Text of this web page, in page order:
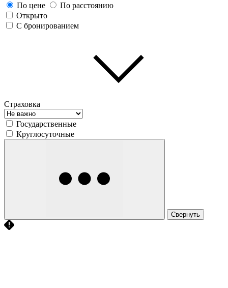
По цене
По расстоянию
Открыто
С бронированием
Страховка
Государственные
Круглосуточные
Свернуть